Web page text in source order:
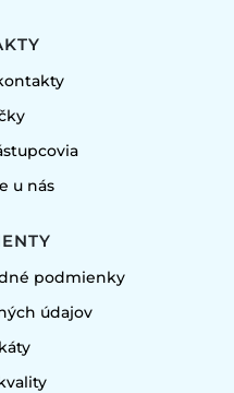
u nás
podmienky
údajov